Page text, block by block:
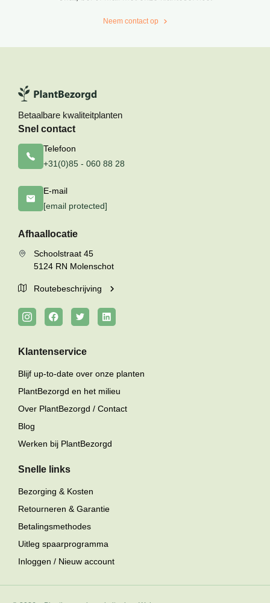
Neem contact op
Betaalbare kwaliteitplanten
Snel contact
Telefoon
+31(0)85 - 060 88 28
E-mail
[email protected]
Afhaallocatie
Schoolstraat 45
5124 RN Molenschot
Routebeschrijving
Klantenservice
Blijf up-to-date over onze planten
PlantBezorgd en het milieu
Over PlantBezorgd / Contact
Blog
Werken bij PlantBezorgd
Snelle links
Bezorging & Kosten
Retourneren & Garantie
Betalingsmethodes
Uitleg spaarprogramma
Inloggen / Nieuw account